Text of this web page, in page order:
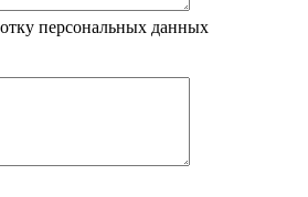
персональных данных